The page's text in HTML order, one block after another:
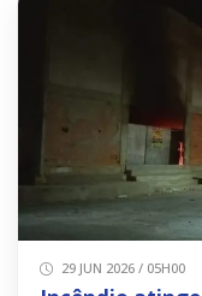
29 JUN 2026 / 05H00